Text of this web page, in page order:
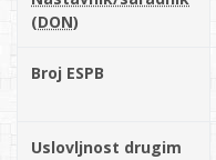
(DON)
Broj ESPB
Uslovljnost drugim